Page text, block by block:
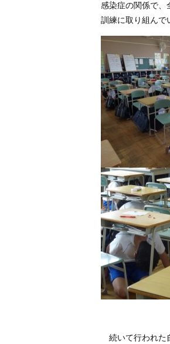
感染症の関係で、
訓練に取り組んで
続いて行われた